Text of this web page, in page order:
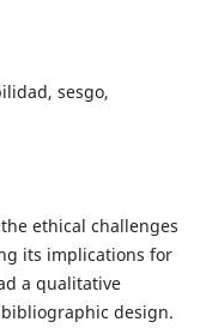
sesgo,
ethical challenges
its implications for
a qualitative
design.